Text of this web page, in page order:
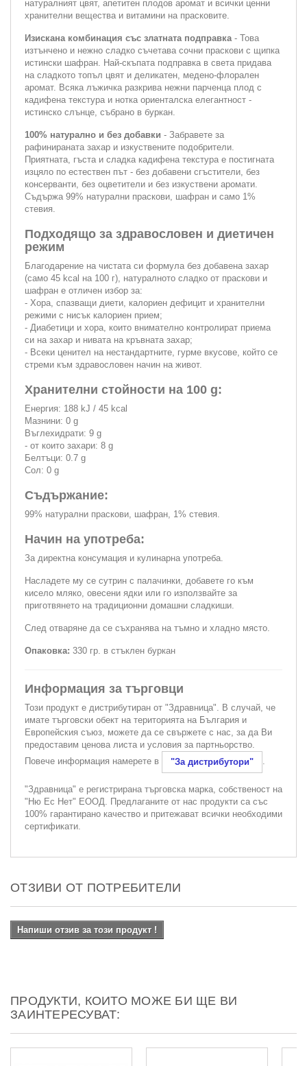
натуралният цвят, апетитен плодов аромат и всички ценни
хранителни вещества и витамини на прасковите.
Изискана комбинация със златната подправка - Това
изтънчено и нежно сладко съчетава сочни праскови с щипка
истински шафран. Най-скъпата подправка в света придава
на сладкото топъл цвят и деликатен, медено-флорален
аромат. Всяка лъжичка разкрива нежни парченца плод с
кадифена текстура и нотка ориенталска елегантност -
истинско слънце, събрано в буркан.
100% натурално и без добавки - Забравете за
рафинираната захар и изкуствените подобрители.
Приятната, гъста и сладка кадифена текстура е постигната
изцяло по естествен път - без добавени сгъстители, без
консерванти, без оцветители и без изкуствени аромати.
Съдържа 99% натурални праскови, шафран и само 1%
стевия.
Подходящо за здравословен и диетичен
режим
Благодарение на чистата си формула без добавена захар
(само 45 kcal на 100 г), натуралното сладко от праскови и
шафран е отличен избор за:
- Хора, спазващи диети, калориен дефицит и хранителни
режими с нисък калориен прием;
- Диабетици и хора, които внимателно контролират приема
си на захар и нивата на кръвната захар;
- Всеки ценител на нестандартните, гурме вкусове, който се
стреми към здравословен начин на живот.
Хранителни стойности на 100 g:
Енергия: 188 kJ / 45 kcal
Мазнини: 0 g
Въглехидрати: 9 g
- от които захари: 8 g
Белтъци: 0.7 g
Сол: 0 g
Съдържание:
99% натурални праскови, шафран, 1% стевия.
Начин на употреба:
За директна консумация и кулинарна употреба.
Насладете му се сутрин с палачинки, добавете го към
кисело мляко, овесени ядки или го използвайте за
приготвянето на традиционни домашни сладкиши.
След отваряне да се съхранява на тъмно и хладно място.
Опаковка: 330 гр. в стъклен буркан
Информация за търговци
Този продукт е дистрибутиран от "Здравница". В случай, че
имате търговски обект на територията на България и
Европейския съюз, можете да се свържете с нас, за да Ви
предоставим ценова листа и условия за партньорство.
Повече информация намерете в
"За дистрибутори" .
"Здравница" е регистрирана търговска марка, собственост на
"Ню Ес Нет" ЕООД. Предлаганите от нас продукти са със
100% гарантирано качество и притежават всички необходими
сертификати.
ОТЗИВИ ОТ ПОТРЕБИТЕЛИ
Напиши отзив за този продукт !
ПРОДУКТИ, КОИТО МОЖЕ БИ ЩЕ ВИ
ЗАИНТЕРЕСУВАТ: